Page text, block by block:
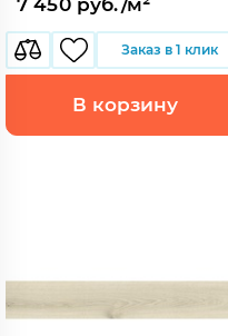
Заказ в 1 клик
В корзину